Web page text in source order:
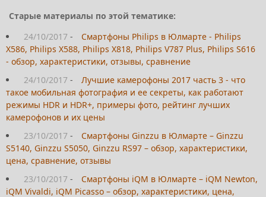
Старые материалы по этой тематике:
24/10/2017 -
Смартфоны Philips в Юлмарте - Philips
X586, Philips X588, Philips X818, Philips V787 Plus, Philips S616
- обзор, характеристики, отзывы, сравнение
24/10/2017 -
Лучшие камерофоны 2017 часть 3 - что
такое мобильная фотография и ее секреты, как работают
режимы HDR и HDR+, примеры фото, рейтинг лучших
камерофонов и их цены
23/10/2017 -
Смартфоны Ginzzu в Юлмарте – Ginzzu
S5140, Ginzzu S5050, Ginzzu RS97 – обзор, характеристики,
цена, сравнение, отзывы
23/10/2017 -
Смартфоны iQM в Юлмарте – iQM Newton,
iQM Vivaldi, iQM Picasso – обзор, характеристики, цена,